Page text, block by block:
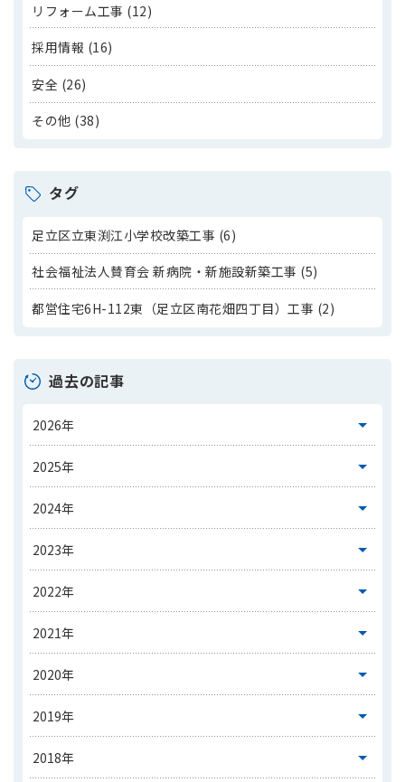
リフォーム工事 (12)
採用情報 (16)
安全 (26)
その他 (38)
タグ
足立区立東渕江小学校改築工事 (6)
社会福祉法人賛育会 新病院・新施設新築工事 (5)
都営住宅6H-112東（足立区南花畑四丁目）工事 (2)
過去の記事